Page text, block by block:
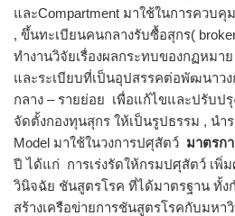
และCompartment มาใช้ในการควบ
, ขึ้นทะเบียนคนกลางรับซื้อสุกร(
ทำงานวิจัยเรื่องผลกระทบของกฏหมา
และระเบียบที่เป็นอุปสรรคต่อพัฒนาวง
กลาง – รายย่อย เพื่อแก้ไขและปรับป
จัดตั้งกองทุนสุกร ให้เป็นรูปธรรม , นำ
Model มาใช้ในวงการปศุสัตว์ มาตรก
ปี ได้แก่ การเร่งรัดให้กรมปศุสัตว์ เพิ่
วินิจฉัย ชันสูตรโรค ที่ได้มาตรฐาน ทั้ง
สร้างเครือข่ายการชันสูตรโรคกับมหา